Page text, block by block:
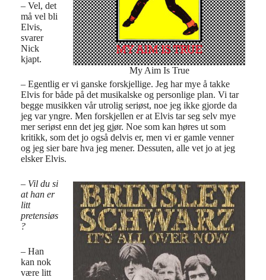
My Aim Is True
– Vel, det
må vel bli
Elvis,
svarer
Nick
kjapt.
– Egentlig er vi ganske forskjellige. Jeg har mye å takke
Elvis for både på det musikalske og personlige plan. Vi tar
begge musikken vår utrolig seriøst, noe jeg ikke gjorde da
jeg var yngre. Men forskjellen er at Elvis tar seg selv mye
mer seriøst enn det jeg gjør. Noe som kan høres ut som
kritikk, som det jo også delvis er, men vi er gamle venner
og jeg sier bare hva jeg mener. Dessuten, alle vet jo at jeg
elsker Elvis.
– Vil du si
at han er
litt
pretensiøs
?
– Han
kan nok
være litt